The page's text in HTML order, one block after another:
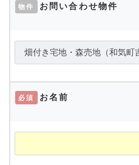
物件 お問い合わせ物件
必須 お名前